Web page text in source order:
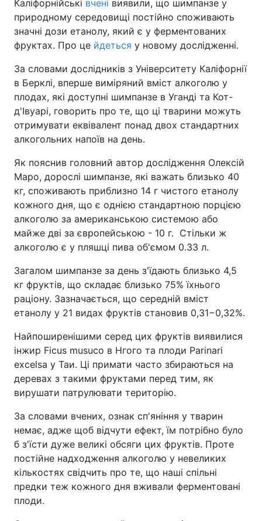
Каліфорнійські вчені виявили, що шимпанзе у
природному середовищі постійно споживають
значні дози етанолу, який є у ферментованих
фруктах. Про це йдеться у новому дослідженні.
За словами дослідників з Університету Каліфорнії
в Берклі, вперше виміряний вміст алкоголю у
плодах, які доступні шимпанзе в Уганді та Кот-
д'Івуарі, говорить про те, що ці тварини можуть
отримувати еквівалент понад двох стандартних
алкогольних напоїв на день.
Як пояснив головний автор дослідження Олексій
Маро, дорослі шимпанзе, які важать близько 40
кг, споживають приблизно 14 г чистого етанолу
кожного дня, що є однією стандартною порцією
алкоголю за американською системою або
майже дві за європейською - 10 г. Стільки ж
алкоголю є у пляшці пива об'ємом 0.33 л.
Загалом шимпанзе за день з'їдають близько 4,5
кг фруктів, що складає близько 75% їхнього
раціону. Зазначається, що середній вміст
етанолу у 21 видах фруктів становив 0,31−0,32%.
Найпоширенішими серед цих фруктів виявилися
інжир Ficus musuco в Нгого та плоди Parinari
excelsa у Таи. Ці примати часто збираються на
деревах з такими фруктами перед тим, як
вирушати патрулювати територію.
За словами вчених, ознак сп'яніння у тварин
немає, адже щоб відчути ефект, їм потрібно було
б з'їсти дуже великі обсяги цих фруктів. Проте
постійне надходження алкоголю у невеликих
кількостях свідчить про те, що наші спільні
предки теж кожного дня вживали ферментовані
плоди.